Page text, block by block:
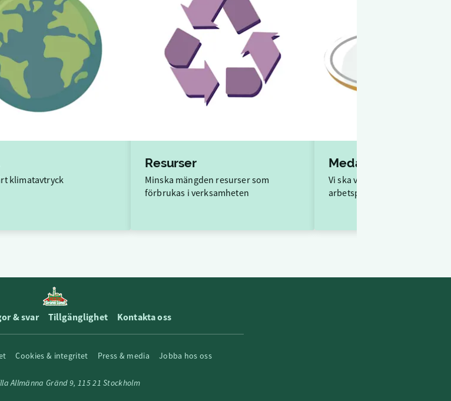
klimatavtryck
Resurser
Minska mängden resurser som
förbrukas i verksamheten
Medarbetare
Vi ska vara Sveriges roligaste
arbetsplats
& svar Tillgänglighet Kontakta oss
Cookies & integritet Press & media Jobba hos oss
Allmänna Gränd 9, 115 21 Stockholm